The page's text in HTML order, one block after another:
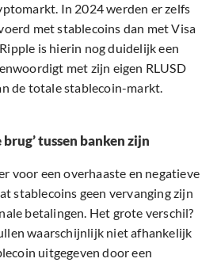
In 2024 werden er zelfs
met stablecoins dan met Visa
is hierin nog duidelijk een
met zijn eigen RLUSD
de totale stablecoin-markt.
tussen banken zijn
voor een overhaaste en negatieve
stablecoins geen vervanging zijn
betalingen. Het grote verschil?
waarschijnlijk niet afhankelijk
uitgegeven door een